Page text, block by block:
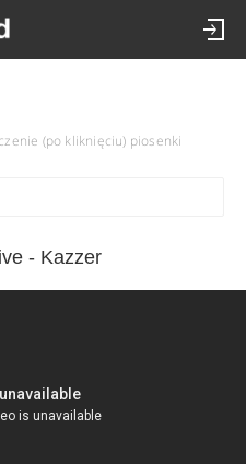
(po kliknięciu) piosenki
- Kazzer